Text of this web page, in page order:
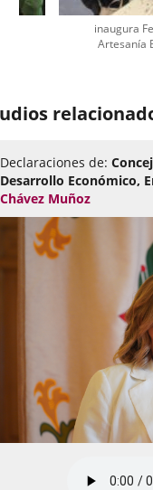
inaugura
Artesanía
Declaraciones de:
Desarrollo Económico,
Chávez Muñoz